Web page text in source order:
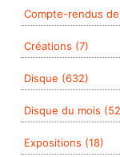
Compte-rendus
Créations (7)
Disque (632)
Disque du mois
Expositions (18)